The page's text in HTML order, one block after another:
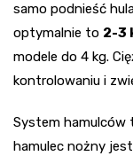
samo podnieść
optymalnie to 2-3
modele do 4 kg.
kontrolowaniu i
System hamulców
hamulec nożny